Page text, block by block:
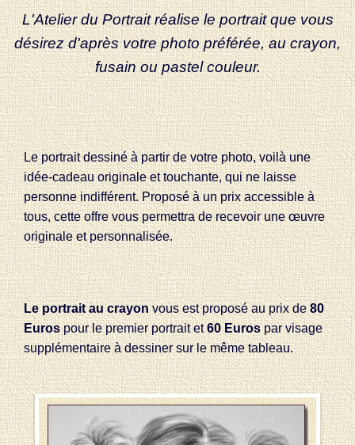
L'Atelier du Portrait réalise le portrait que vous
désirez d'après votre photo préférée, au crayon,
fusain ou pastel couleur.
Le portrait dessiné à partir de votre photo, voilà une
idée-cadeau originale et touchante, qui ne laisse
personne indifférent. Proposé à un prix accessible à
tous, cette offre vous permettra de recevoir une œuvre
originale et personnalisée.
Le portrait au crayonvous est proposé au prix de80
Eurospour le premier portrait et60 Eurospar visage
supplémentaire à dessiner sur le même tableau.